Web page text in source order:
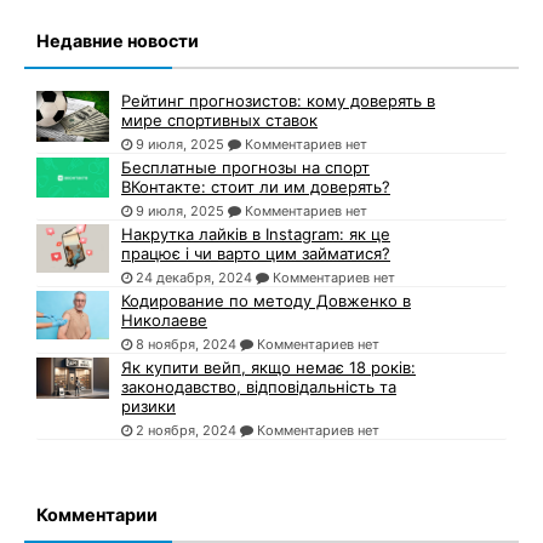
Недавние новости
Рейтинг прогнозистов: кому доверять в
мире спортивных ставок
9 июля, 2025 Комментариев нет
Бесплатные прогнозы на спорт
ВКонтакте: стоит ли им доверять?
9 июля, 2025 Комментариев нет
Накрутка лайків в Instagram: як це
працює і чи варто цим займатися?
24 декабря, 2024 Комментариев нет
Кодирование по методу Довженко в
Николаеве
8 ноября, 2024 Комментариев нет
Як купити вейп, якщо немає 18 років:
законодавство, відповідальність та
ризики
2 ноября, 2024 Комментариев нет
Комментарии